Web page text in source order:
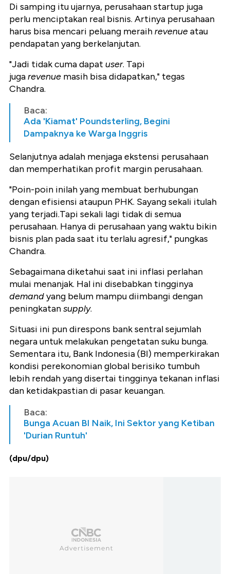
Di samping ituujarnya, perusahaan startup juga
perlu menciptakan real bisnis. Artinya perusahaan
harus bisa mencari peluang meraihrevenueatau
pendapatan yang berkelanjutan.
"Jadi tidak cuma dapat user. Tapi
jugarevenue masih bisa didapatkan," tegas
Chandra.
Baca:
Ada 'Kiamat' Poundsterling, Begini
Dampaknya ke Warga Inggris
Selanjutnya adalah menjaga ekstensi perusahaan
dan memperhatikan profit margin perusahaan.
"Poin-poin inilah yang membuat berhubungan
dengan efisiensi ataupun PHK. Sayang sekali itulah
yang terjadi.Tapi sekali lagi tidak di semua
perusahaan. Hanya di perusahaan yang waktu bikin
bisnis plan pada saat itu terlalu agresif," pungkas
Chandra.
Sebagaimana diketahui saat ini inflasi perlahan
mulai menanjak. Hal ini disebabkan tingginya
demandyang belum mampu diimbangi dengan
peningkatansupply.
Situasi ini pun direspons bank sentral sejumlah
negara untuk melakukan pengetatan suku bunga.
Sementara itu, Bank Indonesia (BI) memperkirakan
kondisi perekonomian global berisiko tumbuh
lebih rendah yang disertai tingginya tekanan inflasi
dan ketidakpastian di pasar keuangan.
Baca:
Bunga Acuan BI Naik, Ini Sektor yang Ketiban
'Durian Runtuh'
(dpu/dpu)